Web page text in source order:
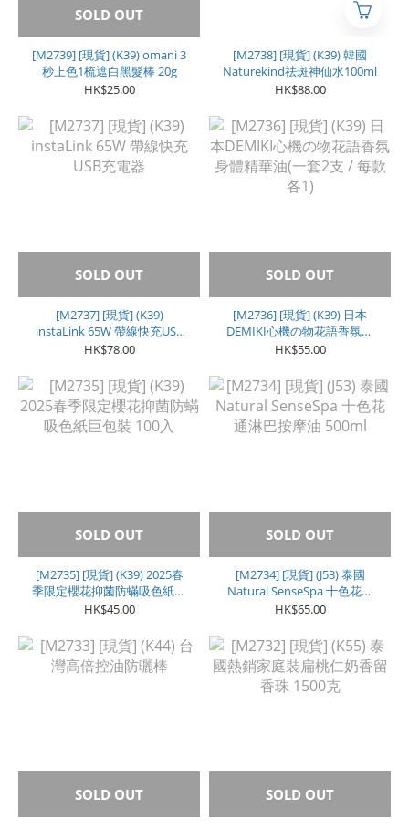
SOLD OUT
[M2739] [現貨] (K39) omani 3
秒上色1梳遮白黑髮棒 20g
HK$25.00
[M2738] [現貨] (K39) 韓國
Naturekind祛斑神仙水100ml
HK$88.00
SOLD OUT
[M2737] [現貨] (K39)
instaLink 65W 帶線快充USB
充電器
HK$78.00
SOLD OUT
[M2736] [現貨] (K39) 日本
DEMIKI心機の物花語香氛身
體精華油(一套2支 / 每款各1)
HK$55.00
SOLD OUT
[M2735] [現貨] (K39) 2025春
季限定櫻花抑菌防蟎吸色紙巨
包裝 100入
HK$45.00
SOLD OUT
[M2734] [現貨] (J53) 泰國
Natural SenseSpa 十色花通
淋巴按摩油 500ml
HK$65.00
SOLD OUT SOLD OUT